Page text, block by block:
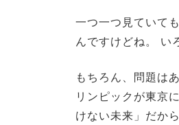
一つ一つ見ていて
んですけどね。 い
もちろん、問題は
リンピックが東京
けない未来」だか